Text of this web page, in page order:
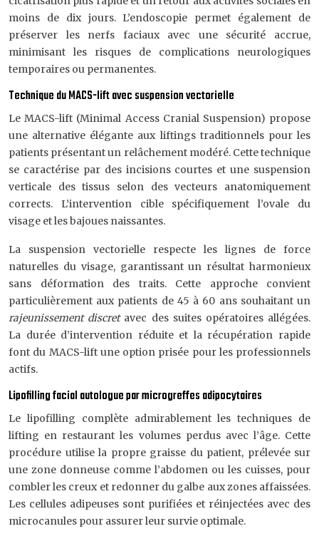
moins de dix jours. L’endoscopie permet également de
préserver les nerfs faciaux avec une sécurité accrue,
minimisant les risques de complications neurologiques
temporaires ou permanentes.
Technique du MACS-lift avec suspension vectorielle
Le MACS-lift (Minimal Access Cranial Suspension) propose
une alternative élégante aux liftings traditionnels pour les
patients présentant un relâchement modéré. Cette technique
se caractérise par des incisions courtes et une suspension
verticale des tissus selon des vecteurs anatomiquement
corrects. L’intervention cible spécifiquement l’ovale du
visage et les bajoues naissantes.
La suspension vectorielle respecte les lignes de force
naturelles du visage, garantissant un résultat harmonieux
sans déformation des traits. Cette approche convient
particulièrement aux patients de 45 à 60 ans souhaitant un
rajeunissement discret avec des suites opératoires allégées.
La durée d’intervention réduite et la récupération rapide
font du MACS-lift une option prisée pour les professionnels
actifs.
Lipofilling facial autologue par microgreffes adipocytaires
Le lipofilling complète admirablement les techniques de
lifting en restaurant les volumes perdus avec l’âge. Cette
procédure utilise la propre graisse du patient, prélevée sur
une zone donneuse comme l’abdomen ou les cuisses, pour
combler les creux et redonner du galbe aux zones affaissées.
Les cellules adipeuses sont purifiées et réinjectées avec des
microcanules pour assurer leur survie optimale.